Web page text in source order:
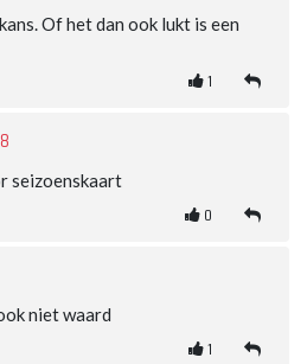
Of het dan ook lukt is een
1
seizoenskaart
0
niet waard
1